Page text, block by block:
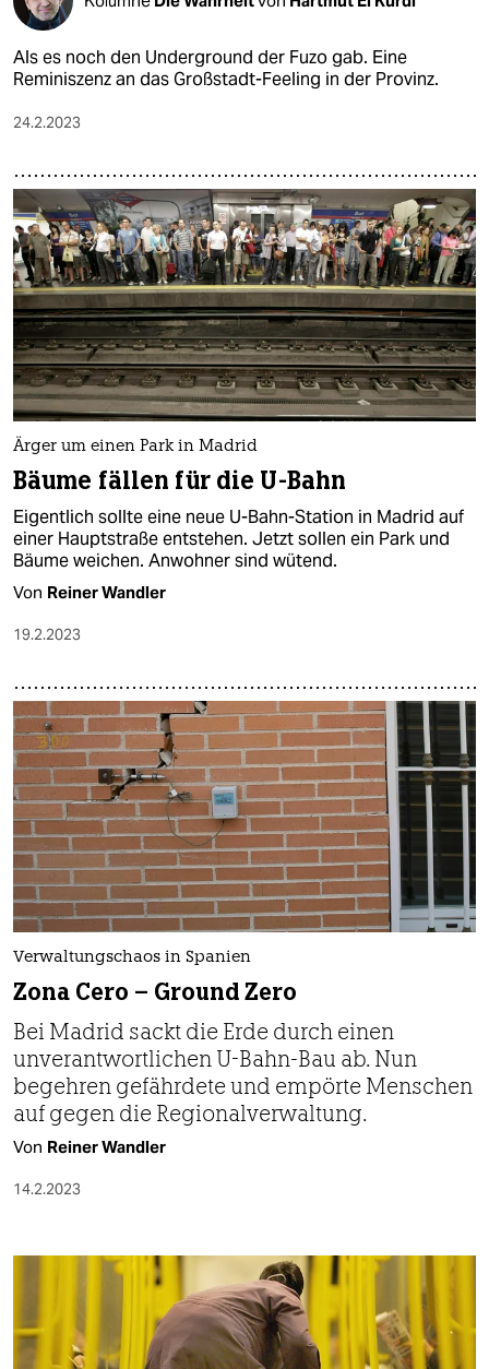
Als es noch den Underground der Fuzo gab. Eine
Reminiszenz an das Großstadt-Feeling in der Provinz.
24.2.2023
Ärger um einen Park in Madrid
Bäume fällen für die U-Bahn
Eigentlich sollte eine neue U-Bahn-Station in Madrid auf
einer Hauptstraße entstehen. Jetzt sollen ein Park und
Bäume weichen. Anwohner sind wütend.
Von Reiner Wandler
19.2.2023
Verwaltungschaos in Spanien
Zona Cero – Ground Zero
Bei Madrid sackt die Erde durch einen
unverantwortlichen U-Bahn-Bau ab. Nun
begehren gefährdete und empörte Menschen
auf gegen die Regionalverwaltung.
Von Reiner Wandler
14.2.2023